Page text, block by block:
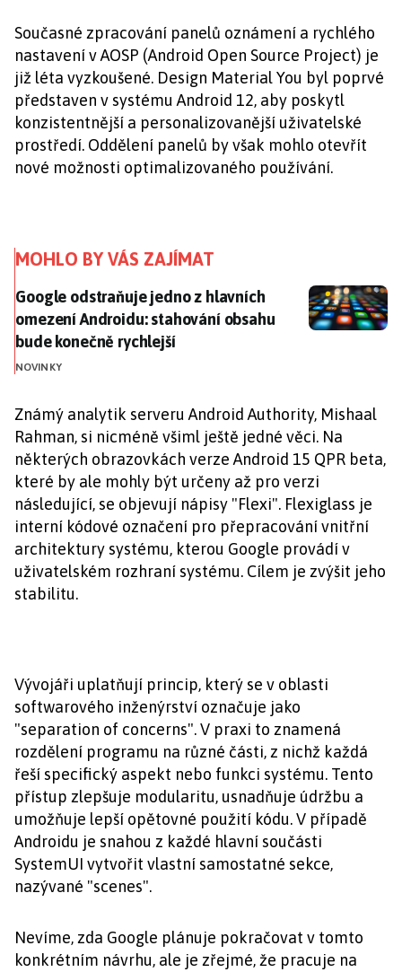
Současné zpracování panelů oznámení a rychlého
nastavení v AOSP (Android Open Source Project) je
již léta vyzkoušené. Design Material You byl poprvé
představen v systému Android 12, aby poskytl
konzistentnější a personalizovanější uživatelské
prostředí. Oddělení panelů by však mohlo otevřít
nové možnosti optimalizovaného používání.
MOHLO BY VÁS ZAJÍMAT
Google odstraňuje jedno z hlavních omezení
Google odstraňuje jedno z hlavních
omezení Androidu: stahování obsahu
bude konečně rychlejší
NOVINKY
Známý analytik serveru Android Authority, Mishaal
Rahman, si nicméně všiml ještě jedné věci. Na
některých obrazovkách verze Android 15 QPR beta,
které by ale mohly být určeny až pro verzi
následující, se objevují nápisy "Flexi". Flexiglass je
interní kódové označení pro přepracování vnitřní
architektury systému, kterou Google provádí v
uživatelském rozhraní systému. Cílem je zvýšit jeho
stabilitu.
Vývojáři uplatňují princip, který se v oblasti
softwarového inženýrství označuje jako
"separation of concerns". V praxi to znamená
rozdělení programu na různé části, z nichž každá
řeší specifický aspekt nebo funkci systému. Tento
přístup zlepšuje modularitu, usnadňuje údržbu a
umožňuje lepší opětovné použití kódu. V případě
Androidu je snahou z každé hlavní součásti
SystemUI vytvořit vlastní samostatné sekce,
nazývané "scenes".
Nevíme, zda Google plánuje pokračovat v tomto
konkrétním návrhu, ale je zřejmé, že pracuje na